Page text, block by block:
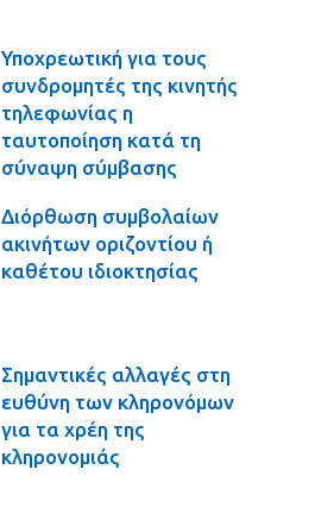
Υποχρεωτική για τους
συνδρομητές της κινητής
τηλεφωνίας η
ταυτοποίηση κατά τη
σύναψη σύμβασης
Διόρθωση συμβολαίων
ακινήτων οριζοντίου ή
καθέτου ιδιοκτησίας
Σημαντικές αλλαγές στη
ευθύνη των κληρονόμων
για τα χρέη της
κληρονομιάς